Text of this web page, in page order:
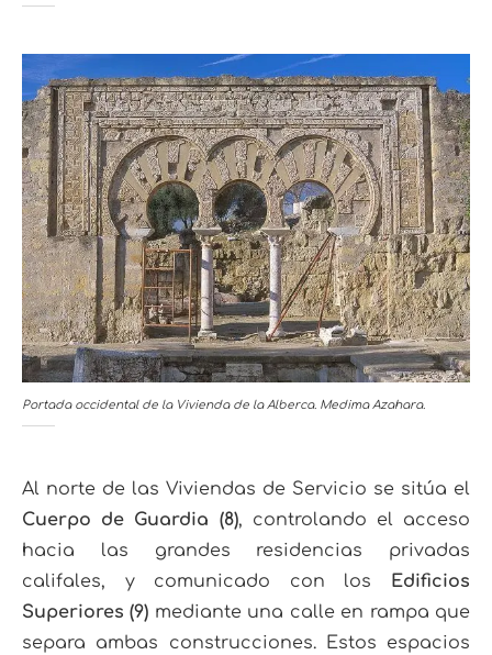
Portada occidental de la Vivienda de la Alberca. Medima Azahara.
Al norte de las Viviendas de Servicio se sitúa el
Cuerpo de Guardia (8), controlando el acceso
hacia las grandes residencias privadas
califales, y comunicado con los Edificios
Superiores (9) mediante una calle en rampa que
separa ambas construcciones. Estos espacios